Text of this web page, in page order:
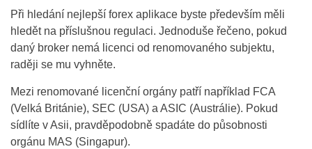
Při hledání nejlepší forex aplikace byste především měli
hledět na příslušnou regulaci. Jednoduše řečeno, pokud
daný broker nemá licenci od renomovaného subjektu,
raději se mu vyhněte.
Mezi renomované licenční orgány patří například FCA
(Velká Británie), SEC (USA) a ASIC (Austrálie). Pokud
sídlíte v Asii, pravděpodobně spadáte do působnosti
orgánu MAS (Singapur).